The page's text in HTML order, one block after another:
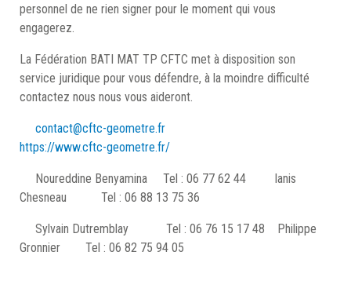
personnel de ne rien signer pour le moment qui vous
engagerez.
La Fédération BATI MAT TP CFTC met à disposition son
service juridique pour vous défendre, à la moindre difficulté
contactez nous nous vous aideront.
contact@cftc-geometre.fr
https://www.cftc-geometre.fr/
Noureddine Benyamina Tel : 06 77 62 44 Ianis
Chesneau Tel : 06 88 13 75 36
Sylvain Dutremblay Tel : 06 76 15 17 48 Philippe
Gronnier Tel : 06 82 75 94 05